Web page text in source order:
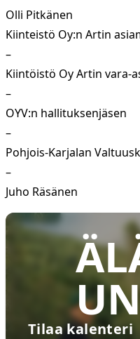
Olli Pitkänen
Kiinteistö Oy:n Artin
–
Kiintöistö Oy Artin vara-
–
OYV:n hallituksenjäsen
–
Pohjois-Karjalan
–
Juho Räsänen
Tilaa kalenteri